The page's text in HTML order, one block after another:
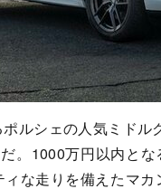
ルシェの人気ミド
。1000万円以内と
な走りを備えたマ